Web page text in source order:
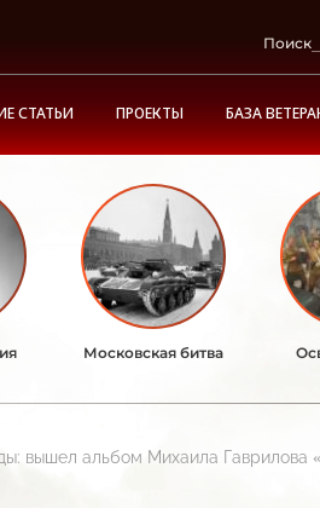
Поиск
СТАТЬИ ПРОЕКТЫ БАЗА
Московская битва
вышел альбом Михаила Гаврилова